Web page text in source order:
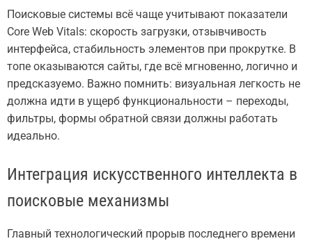
Поисковые системы всё чаще учитывают показатели
Core Web Vitals: скорость загрузки, отзывчивость
интерфейса, стабильность элементов при прокрутке. В
топе оказываются сайты, где всё мгновенно, логично и
предсказуемо. Важно помнить: визуальная легкость не
должна идти в ущерб функциональности – переходы,
фильтры, формы обратной связи должны работать
идеально.
Интеграция искусственного интеллекта в
поисковые механизмы
Главный технологический прорыв последнего времени